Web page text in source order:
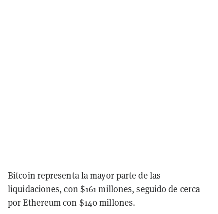
Bitcoin representa la mayor parte de las
liquidaciones, con $161 millones, seguido de cerca
por Ethereum con $140 millones.